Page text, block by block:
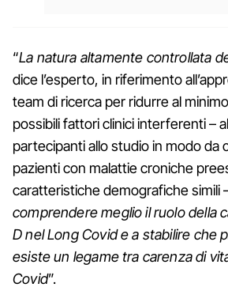
“La natura altamente controllata
dice l’esperto, in riferimento
team di ricerca per ridurre al
possibili fattori clinici interferenti –
partecipanti allo studio in modo da
pazienti con malattie croniche
caratteristiche demografiche simili
comprendere meglio il ruolo della
D nel Long Covid e a stabilire che
esiste un legame tra carenza di
Covid”.